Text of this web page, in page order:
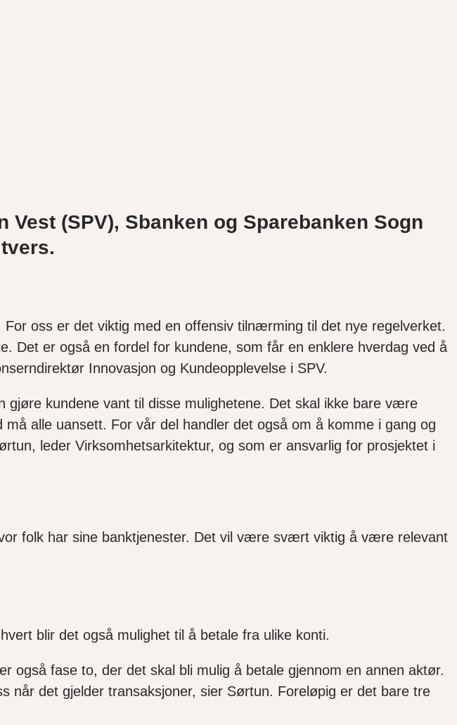
(SPV), Sbanken og Sparebanken Sogn
oss er det viktig med en offensiv tilnærming til det nye regelverket.
Det er også en fordel for kundene, som får en enklere hverdag ved å
Innovasjon og Kundeopplevelse i SPV.
kundene vant til disse mulighetene. Det skal ikke bare være
alle uansett. For vår del handler det også om å komme i gang og
leder Virksomhetsarkitektur, og som er ansvarlig for prosjektet i
folk har sine banktjenester. Det vil være svært viktig å være relevant
blir det også mulighet til å betale fra ulike konti.
også fase to, der det skal bli mulig å betale gjennom en annen aktør.
når det gjelder transaksjoner, sier Sørtun. Foreløpig er det bare tre